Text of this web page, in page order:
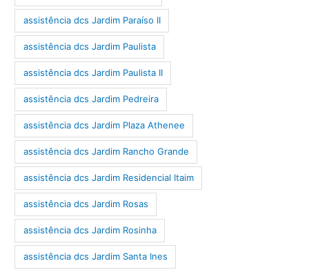
assistência dcs Jardim Paraíso II
assistência dcs Jardim Paulista
assistência dcs Jardim Paulista II
assistência dcs Jardim Pedreira
assistência dcs Jardim Plaza Athenee
assistência dcs Jardim Rancho Grande
assistência dcs Jardim Residencial Itaim
assistência dcs Jardim Rosas
assistência dcs Jardim Rosinha
assistência dcs Jardim Santa Ines